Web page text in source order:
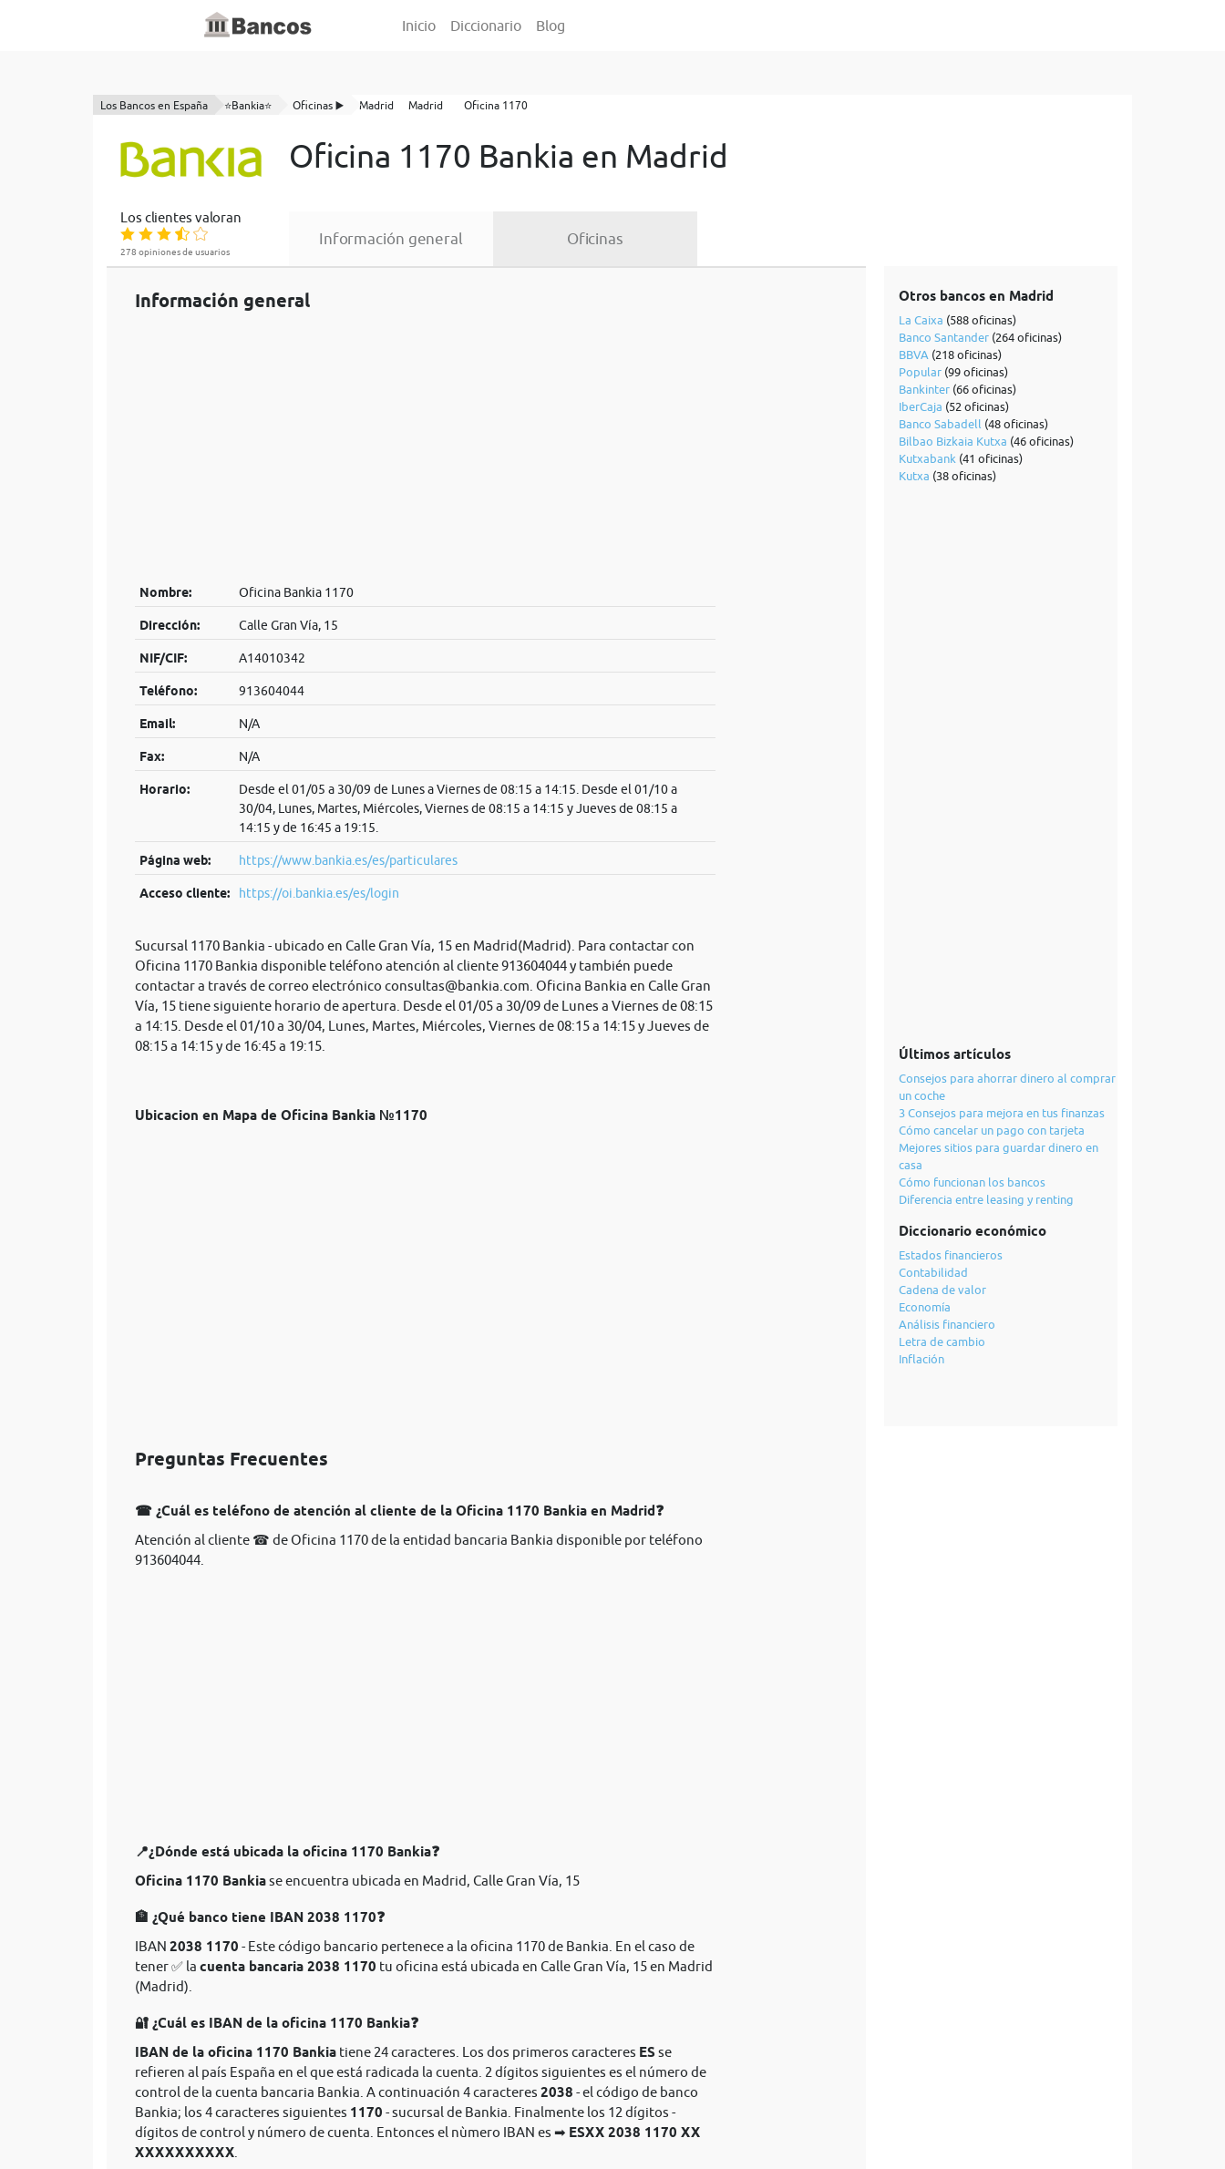
Inicio Diccionario Blog
Los Bancos en España ⭐Bankia⭐ Oficinas ▶️ Madrid Madrid Oficina 1170
Oficina 1170 Bankia en Madrid
Los clientes valoran
278 opiniones de usuarios
Información general Oficinas
Información general
Nombre: Oficina Bankia 1170
Dirección: Calle Gran Vía, 15
NIF/CIF: A14010342
Teléfono: 913604044
Email: N/A
Fax: N/A
Horario:
Desde el 01/05 a 30/09 de Lunes a Viernes de 08:15 a 14:15. Desde el 01/10 a
30/04, Lunes, Martes, Miércoles, Viernes de 08:15 a 14:15 y Jueves de 08:15 a
14:15 y de 16:45 a 19:15.
Página web: https://www.bankia.es/es/particulares
Acceso cliente: https://oi.bankia.es/es/login
Sucursal 1170 Bankia - ubicado en Calle Gran Vía, 15 en Madrid(Madrid). Para contactar con
Oficina 1170 Bankia disponible teléfono atención al cliente 913604044 y también puede
contactar a través de correo electrónico consultas@bankia.com . Oficina Bankia en Calle Gran
Vía, 15 tiene siguiente horario de apertura. Desde el 01/05 a 30/09 de Lunes a Viernes de 08:15
a 14:15. Desde el 01/10 a 30/04, Lunes, Martes, Miércoles, Viernes de 08:15 a 14:15 y Jueves de
08:15 a 14:15 y de 16:45 a 19:15.
Ubicacion en Mapa de Oficina Bankia №1170
Preguntas Frecuentes
☎ ¿Cuál es teléfono de atención al cliente de la Oficina 1170 Bankia en Madrid❓
Atención al cliente ☎ de Oficina 1170 de la entidad bancaria Bankia disponible por teléfono
913604044.
📍¿Dónde está ubicada la oficina 1170 Bankia❓
Oficina 1170 Bankiase encuentra ubicada en Madrid, Calle Gran Vía, 15
🏦 ¿Qué banco tiene IBAN 2038 1170❓
IBAN 2038 1170 - Este código bancario pertenece a la oficina 1170 de Bankia. En el caso de
tener ✅ la cuenta bancaria 2038 1170 tu oficina está ubicada en Calle Gran Vía, 15 en Madrid
(Madrid).
🔐 ¿Cuál es IBAN de la oficina 1170 Bankia❓
IBAN de la oficina 1170 Bankia tiene 24 caracteres. Los dos primeros caracteres ES se
refieren al país España en el que está radicada la cuenta. 2 dígitos siguientes es el número de
control de la cuenta bancaria Bankia. A continuación 4 caracteres 2038 - el código de banco
Bankia; los 4 caracteres siguientes 1170 - sucursal de Bankia. Finalmente los 12 dígitos -
dígitos de control y número de cuenta. Entonces el nùmero IBAN es ➡ ESXX 2038 1170 XX
XXXXXXXXXX
Otros bancos en Madrid
La Caixa (588 oficinas)
Banco Santander(264 oficinas)
BBVA (218 oficinas)
Popular(99 oficinas)
Bankinter(66 oficinas)
IberCaja (52 oficinas)
Banco Sabadell (48 oficinas)
Bilbao Bizkaia Kutxa (46 oficinas)
Kutxabank (41 oficinas)
Kutxa (38 oficinas)
Últimos artículos
Consejos para ahorrar dinero al comprar
un coche
3 Consejos para mejora en tus finanzas
Cómo cancelar un pago con tarjeta
Mejores sitios para guardar dinero en
casa
Cómo funcionan los bancos
Diferencia entre leasing y renting
Diccionario económico
Estados financieros
Contabilidad
Cadena de valor
Economía
Análisis financiero
Letra de cambio
Inflación